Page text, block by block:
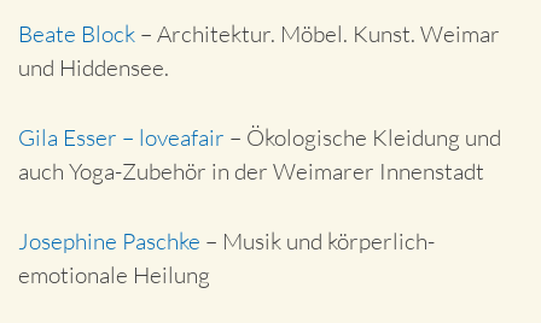
Beate Block – Architektur. Möbel. Kunst. Weimar
und Hiddensee.
Gila Esser – loveafair – Ökologische Kleidung und
auch Yoga-Zubehör in der Weimarer Innenstadt
Josephine Paschke – Musik und körperlich-
emotionale Heilung